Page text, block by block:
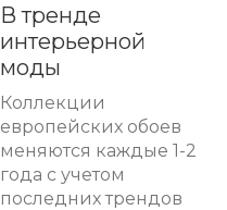
В тренде
интерьерной
моды
Коллекции
европейских обоев
меняются каждые 1-2
года с учетом
последних трендов